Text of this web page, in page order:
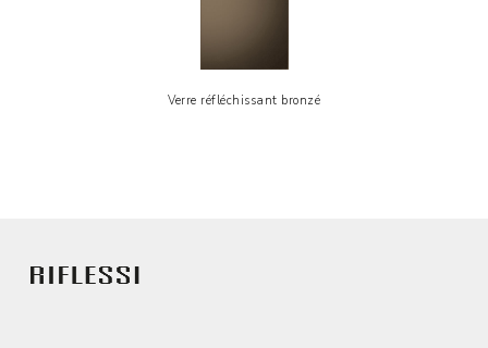
Verre réfléchissant bronzé